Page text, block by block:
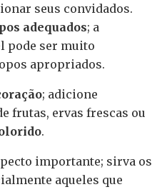
seus convidados.
adequados; a
pode ser muito
apropriados.
; adicione
frutas, ervas frescas ou
.
importante; sirva os
aqueles que